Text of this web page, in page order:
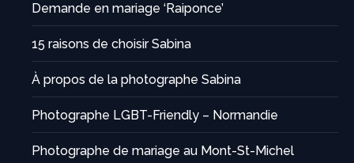
Demande en mariage ‘Raiponce’
15 raisons de choisir Sabina
À propos de la photographe Sabina
Photographe LGBT-Friendly – Normandie
Photographe de mariage au Mont-St-Michel